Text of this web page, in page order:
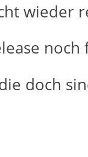
wieder
noch
doch